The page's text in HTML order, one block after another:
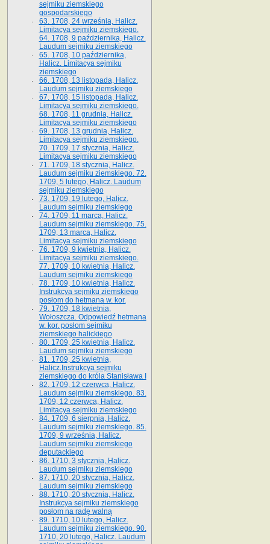
sejmiku ziemskiego
gospodarskiego
63. 1708, 24 września, Halicz.
Limitacya sejmiku ziemskiego.
64. 1708, 9 października, Halicz.
Laudum sejmiku ziemskiego
65­. 1708, 10 października,
Halicz. Limitacya sejmiku
ziemskiego
66. 1708, 13 listopada, Halicz.
Laudum sejmiku ziemskiego
67. 1708, 15 listopada, Halicz.
Limitacya sejmiku ziemskiego.
68. 1708, 11 grudnia, Halicz.
Limitacya sejmiku ziemskiego
69. 1708, 13 grudnia, Halicz.
Limitacya sejmiku ziemskiego.
70. 1709, 17 stycznia, Halicz.
Limitacya sejmiku ziemskiego
71. 1709, 18 stycznia, Halicz.
Laudum sejmiku ziemskiego. 72.
1709, 5 lutego, Halicz. Laudum
sejmiku ziemskiego
73. 1709, 19 lutego, Halicz.
Laudum sejmiku ziemskiego
74. 1709, 11 marca, Halicz.
Laudum sejmiku ziemskiego. 75.
1709, 13 marca, Halicz.
Limitacya sejmiku ziemskiego
76. 1709, 9 kwietnia, Halicz.
Limitacya sejmiku ziemskiego.
77. 1709, 10 kwietnia, Halicz.
Laudum sejmiku ziemskiego
78. 1709, 10 kwietnia, Halicz.
Instrukcya sejmiku ziemskiego
posłom do hetmana w. kor.
79. 1709, 18 kwietnia,
Wołoszcza. Odpowiedź hetmana
w. kor. posłom sejmiku
ziemskiego halickiego
80. 1709, 25 kwietnia, Halicz.
Laudum sejmiku ziemskiego
81. 1709, 25 kwietnia,
Halicz.Instrukcya sejmiku
ziemskiego do króla Stanisława I
82. 1709, 12 czerwca, Halicz.
Laudum sejmiku ziemskiego. 83.
1709, 12 czerwca, Halicz.
Limitacya sejmiku ziemskiego
84. 1709, 6 sierpnia, Halicz.
Laudum sejmiku ziemskiego. 85.
1709, 9 września, Halicz.
Laudum sejmiku ziemskiego
deputackiego
86. 1710, 3 stycznia, Halicz.
Laudum sejmiku ziemskiego
87. 1710, 20 stycznia, Halicz.
Laudum sejmiku ziemskiego
88. 1710, 20 stycznia, Halicz.
Instrukcya sejmiku ziemskiego
posłom na radę walną
89. 1710, 10 lutego, Halicz.
Laudum sejmiku ziemskiego. 90.
1710, 20 lutego, Halicz. Laudum